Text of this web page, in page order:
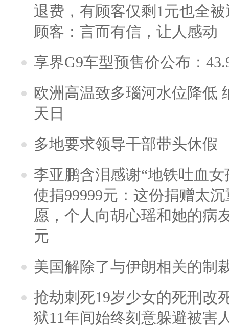
退费，有顾客仅剩1元也全
顾客：言而有信，让人感动
享界G9车型预售价公布：
欧洲高温致多瑙河水位降低
天日
多地要求领导干部带头休假
李亚鹏含泪感谢“地铁吐血
使捐99999元：这份捐赠太
愿，个人向胡心瑶和她的病
元
美国解除了与伊朗相关的制
抢劫刺死19岁少女的死刑改
狱11年间始终刻意躲避被害